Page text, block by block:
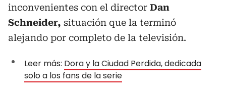
inconvenientes con el director Dan
Schneider, situación que la terminó
alejando por completo de la televisión.
Leer más: Dora y la Ciudad Perdida, dedicada
solo a los fans de la serie